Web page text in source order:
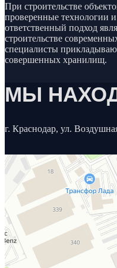
При строительстве
проверенные технологии
ответственный подход
строительстве
специалисты
совершенных хранилищ.
МЫ
г. Краснодар, ул.